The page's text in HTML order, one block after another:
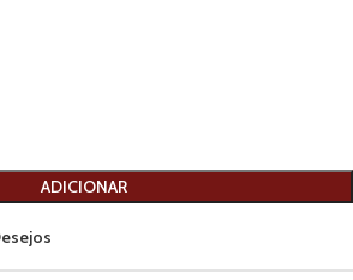
ADICIONAR